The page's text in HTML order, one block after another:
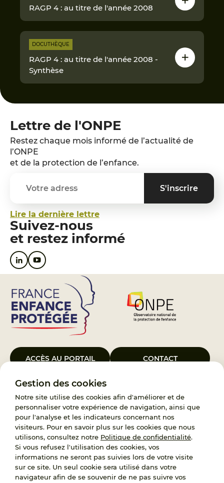
Gestion des cookies
Notre site utilise des cookies afin d'améliorer et de
personnaliser votre expérience de navigation, ainsi que
pour l'analyse et les indicateurs concernant nos
visiteurs. Pour en savoir plus sur les cookies que nous
utilisons, consultez notre Politique de confidentialité.
Si vous refusez l'utilisation des cookies, vos
informations ne seront pas suivies lors de votre visite
sur ce site. Un seul cookie sera utilisé dans votre
navigateur afin de se souvenir de ne pas suivre vos
RAGP 4 : au titre de l'année 2008
DOCUTHÈQUE
RAGP 4 : au titre de l'année 2008 -
Synthèse
Lettre de l'ONPE
Restez chaque mois informé de l’actualité de
l’ONPE
et de la protection de l’enfance.
Lire la dernière lettre
Suivez-nous
et restez informé
ACCÈS AU PORTAIL CONTACT
Le Groupement d’Intérêt Public France Enfance Protégée, créé le 5
janvier 2023, a pour objet d’assurer les missions de service public du
119, d’accompagnement des adoptants et de traitement des
demandes d’accès aux origines personnelles. France Enfance
Protégée est également un observatoire et une ressource pour
l’ensemble des professionnels, ainsi qu’un appui à l’élaboration de la
politique publique à travers le soutien à l’activité des conseils
nationaux.
RECRUTEMENT